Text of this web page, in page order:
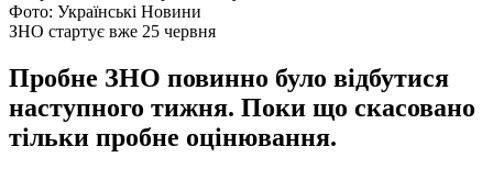
Фото: Українські Новини
ЗНО стартує вже 25 червня
Пробне ЗНО повинно було відбутися
наступного тижня. Поки що скасовано
тільки пробне оцінювання.